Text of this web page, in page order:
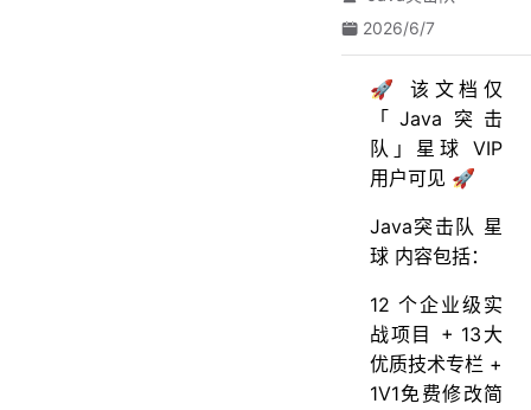
2026/6/7
🚀 该文档仅
「Java突击
队」星球 VIP
用户可见 🚀
Java突击队 星
球 内容包括：
12 个企业级实
战项目 + 13大
优质技术专栏 +
1V1免费修改简